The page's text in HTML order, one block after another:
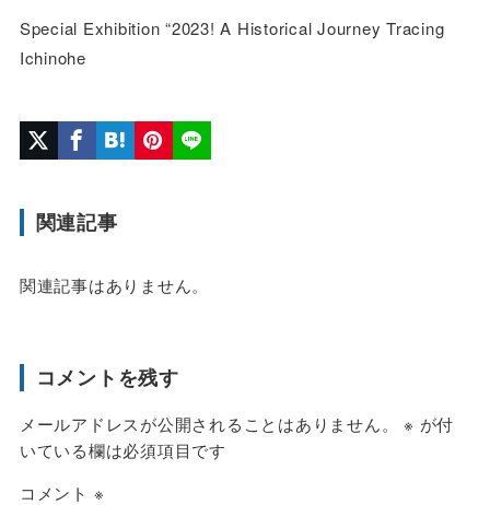
Special Exhibition “2023! A Historical Journey Tracing
Ichinohe
関連記事
関連記事はありません。
コメントを残す
メールアドレスが公開されることはありません。 ※ が付
いている欄は必須項目です
コメント ※